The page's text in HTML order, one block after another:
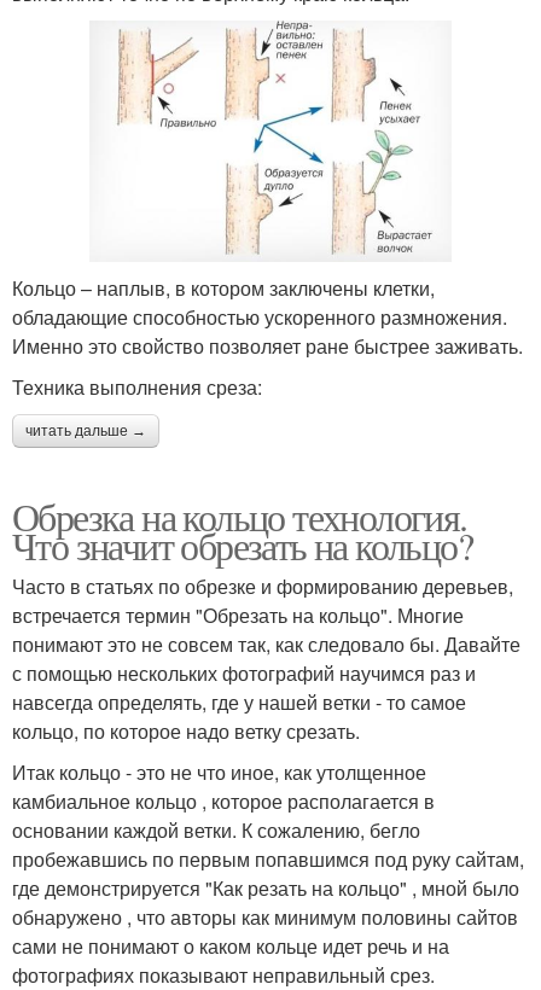
Кольцо – наплыв, в котором заключены клетки,
обладающие способностью ускоренного размножения.
Именно это свойство позволяет ране быстрее заживать.
Техника выполнения среза:
читать дальше →
Обрезка на кольцо технология.
Что значит обрезать на кольцо?
Часто в статьях по обрезке и формированию деревьев,
встречается термин "Обрезать на кольцо". Многие
понимают это не совсем так, как следовало бы. Давайте
с помощью нескольких фотографий научимся раз и
навсегда определять, где у нашей ветки - то самое
кольцо, по которое надо ветку срезать.
Итак кольцо - это не что иное, как утолщенное
камбиальное кольцо , которое располагается в
основании каждой ветки. К сожалению, бегло
пробежавшись по первым попавшимся под руку сайтам,
где демонстрируется "Как резать на кольцо" , мной было
обнаружено , что авторы как минимум половины сайтов
сами не понимают о каком кольце идет речь и на
фотографиях показывают неправильный срез.